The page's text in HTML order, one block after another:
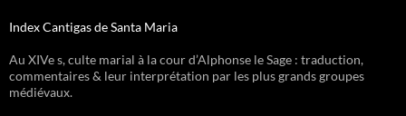
Index Cantigas de Santa Maria
Au XIVe s, culte marial à la cour d’Alphonse le Sage : traduction,
commentaires & leur interprétation par les plus grands groupes
médiévaux.